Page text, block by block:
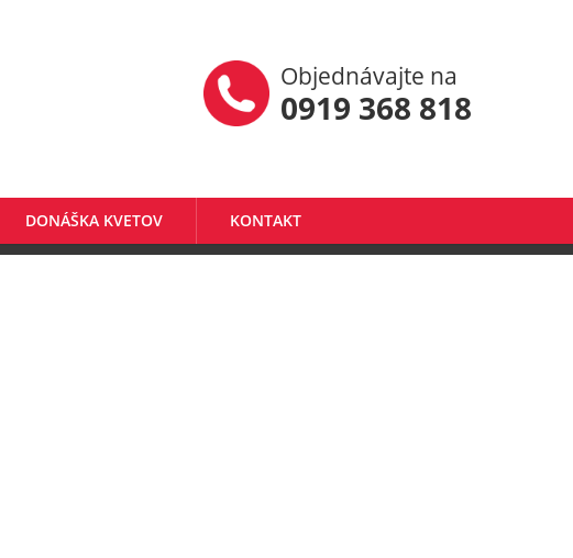
Objednávajte na
0919 368 818
DONÁŠKA KVETOV KONTAKT